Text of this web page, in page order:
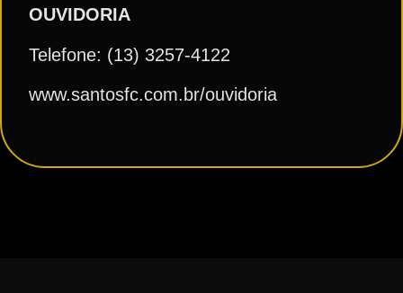
OUVIDORIA
Telefone: (13) 3257-4122
www.santosfc.com.br/ouvidoria